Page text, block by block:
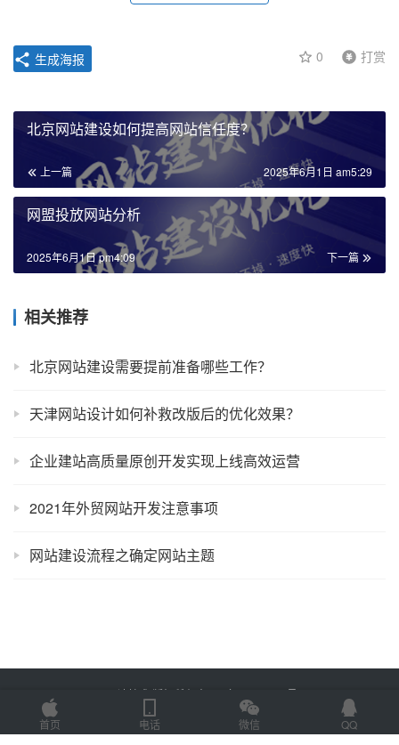
0 打赏
生成海报
北京网站建设如何提高网站信任度？
上一篇 2025年6月1日 am5:29
网盟投放网站分析
下一篇
2025年6月1日 pm4:09
相关推荐
北京网站建设需要提前准备哪些工作？
天津网站设计如何补救改版后的优化效果？
企业建站高质量原创开发实现上线高效运营
2021年外贸网站开发注意事项
网站建设流程之确定网站主题
Copyright © 2022 易速技术 版权所有 鲁ICP备18058483号-7
首页
电话 微信 QQ